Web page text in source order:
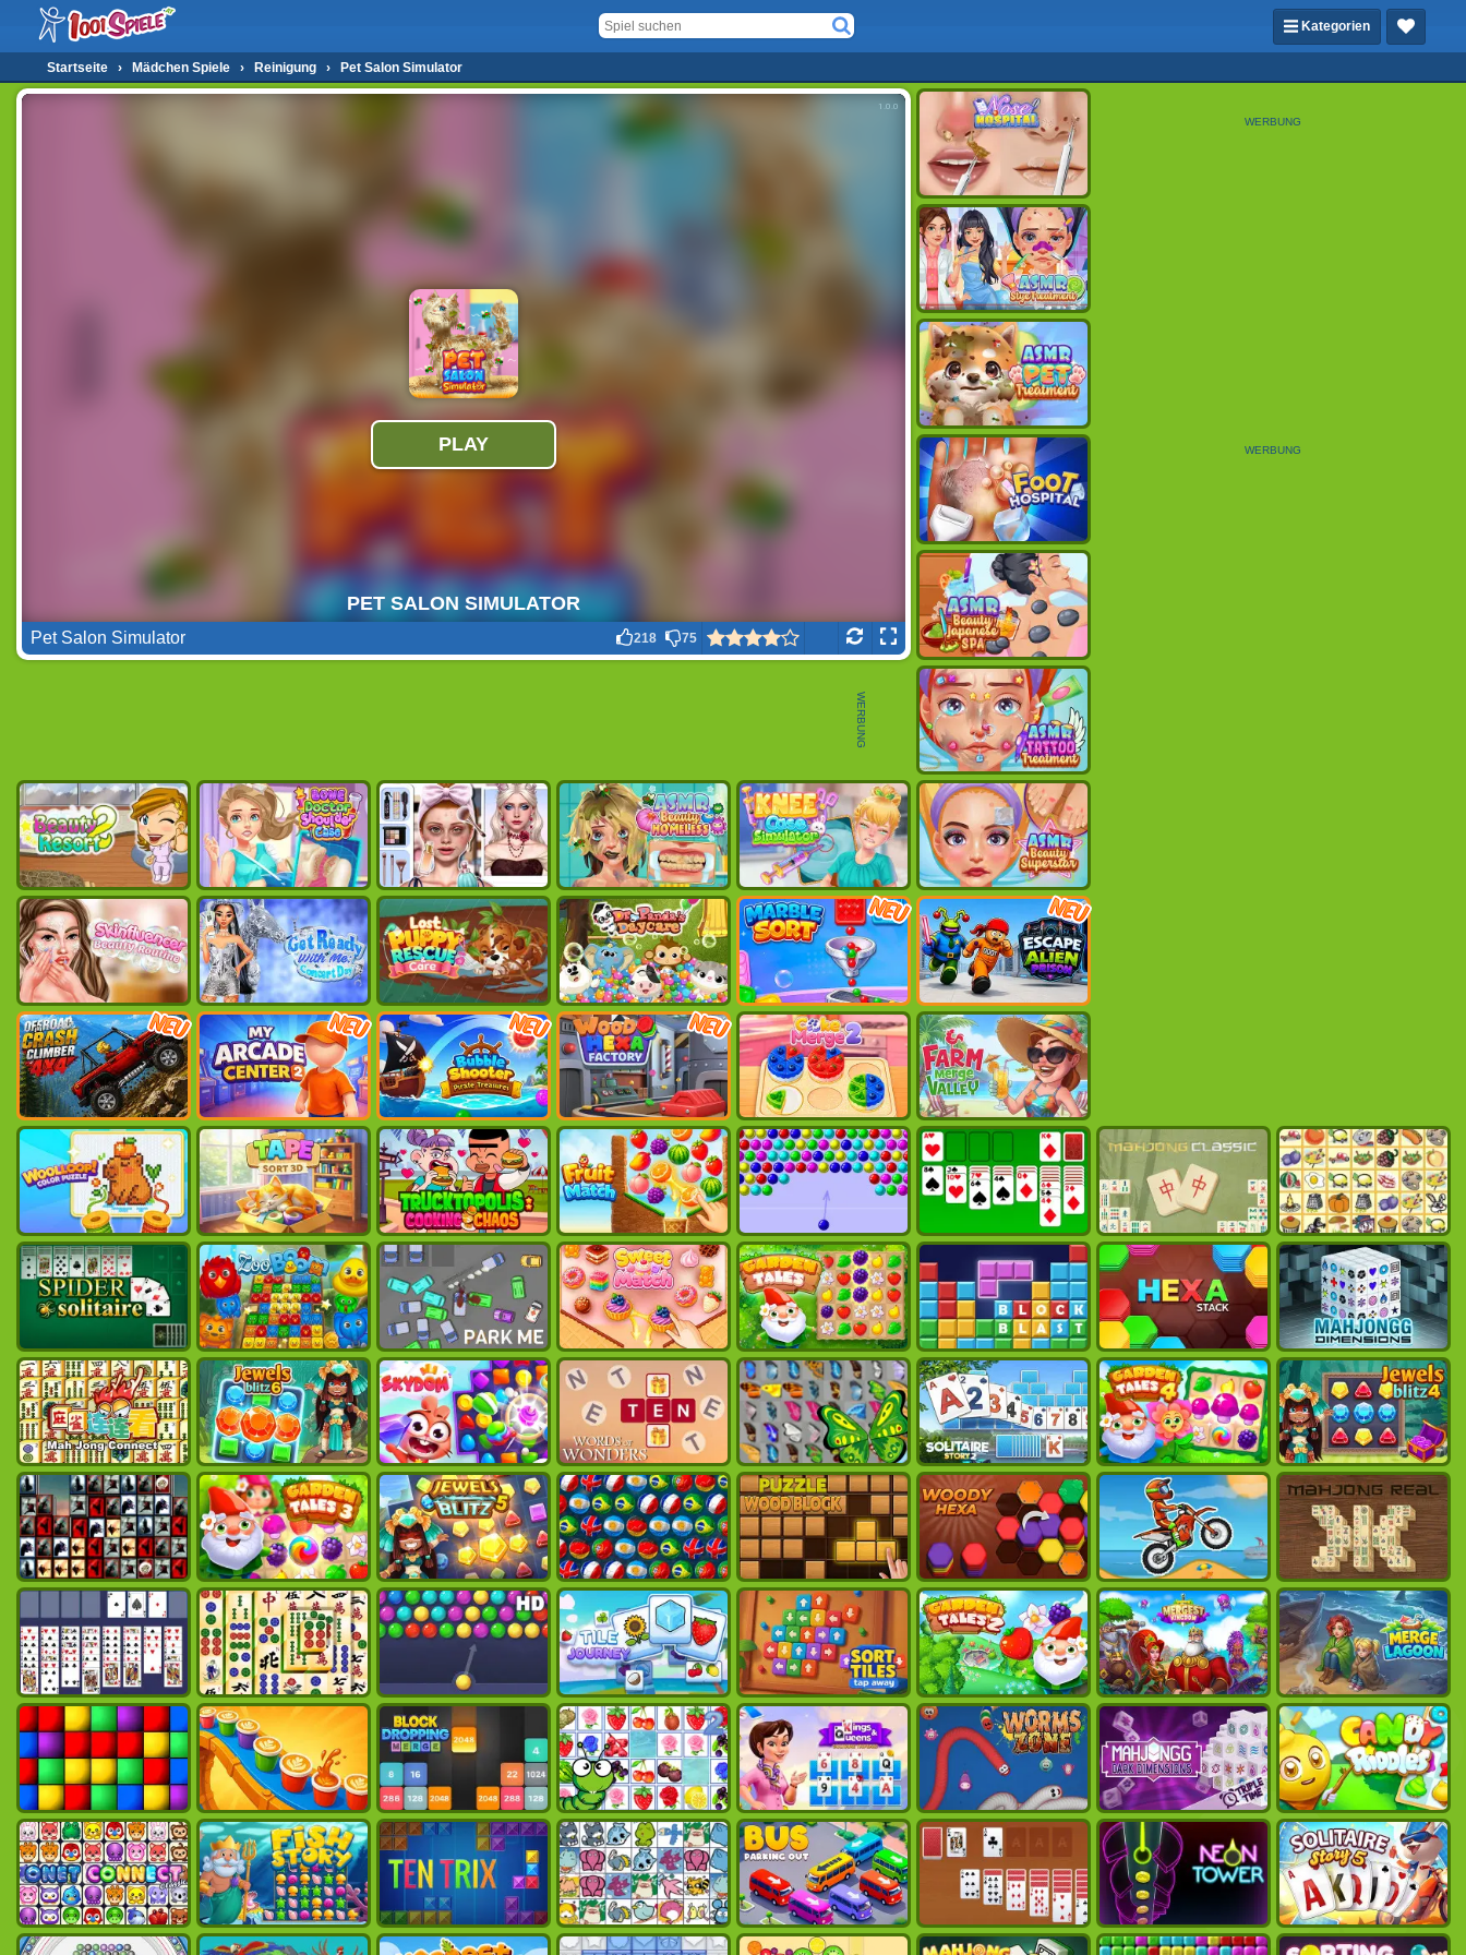
Kategorien
Startseite › Mädchen Spiele › Reinigung › Pet Salon Simulator
Pet Salon Simulator 218 75